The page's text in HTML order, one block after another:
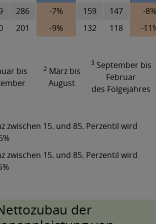
286 -7% 159 147
-8%
201 -9% 132 118 -
bis
2März bis
August
3 September bis
Februar
des Folgejahres
zwischen 15. und 85. Perzentil wird
zwischen 15. und 85. Perzentil wird